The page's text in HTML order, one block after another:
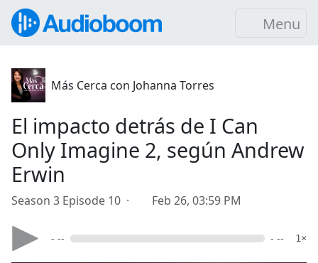
Menu
Más Cerca con Johanna Torres
El impacto detrás de I Can
Only Imagine 2, según Andrew
Erwin
Season 3 Episode 10 · Feb 26, 03:59 PM
- -- - -- 1×